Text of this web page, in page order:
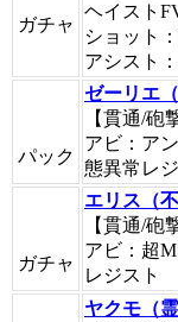
ガチャ
ヘイスト
ショット
アシスト
パック
ゼーリエ
【貫通/砲
アビ：ア
態異常レ
ガチャ
エリス（
【貫通/砲
アビ：超
レジスト
ヤクモ（